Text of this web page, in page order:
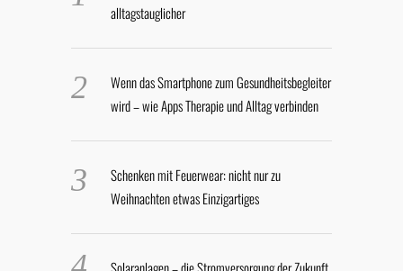
alltagstauglicher
Wenn das Smartphone zum Gesundheitsbegleiter
wird – wie Apps Therapie und Alltag verbinden
Schenken mit Feuerwear: nicht nur zu
Weihnachten etwas Einzigartiges